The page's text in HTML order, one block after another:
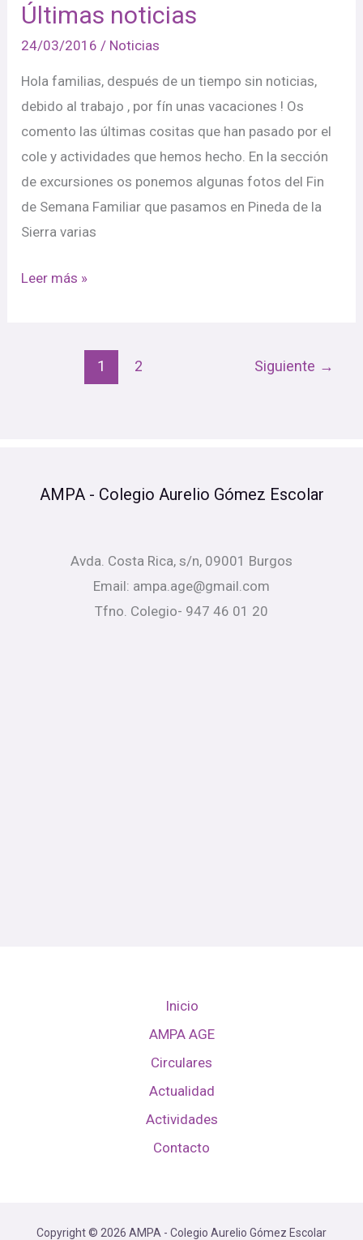
Últimas noticias
24/03/2016/ Noticias
Hola familias, después de un tiempo sin noticias,
debido al trabajo , por fín unas vacaciones ! Os
comento las últimas cositas que han pasado por el
cole y actividades que hemos hecho. En la sección
de excursiones os ponemos algunas fotos del Fin
de Semana Familiar que pasamos en Pineda de la
Sierra varias
Leer más »
1 2 Siguiente →
AMPA - Colegio Aurelio Gómez Escolar
Avda. Costa Rica, s/n, 09001 Burgos
Email: ampa.age@gmail.com
Tfno. Colegio- 947 46 01 20
Inicio
AMPA AGE
Circulares
Actualidad
Actividades
Contacto
Copyright © 2026 AMPA - Colegio Aurelio Gómez Escolar